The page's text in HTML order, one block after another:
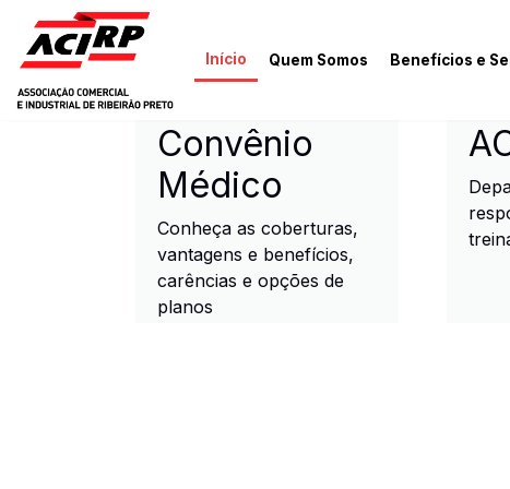
Pular para o conteúdo principal
Início Quem Somos Benefícios e
ACIRP - Associação
Convênio
Médico
Conheça as coberturas,
vantagens e benefícios,
carências e opções de
planos